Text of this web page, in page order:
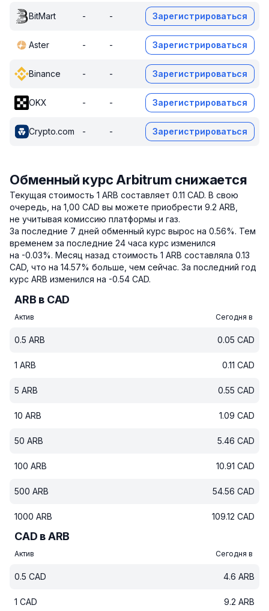
BitMart - - Зарегистрироваться
Aster - - Зарегистрироваться
Binance - - Зарегистрироваться
OKX - - Зарегистрироваться
Crypto.com - - Зарегистрироваться
Обменный курс Arbitrum снижается
Текущая стоимость 1 ARB составляет 0.11 CAD. В свою
очередь, на 1,00 CAD вы можете приобрести 9.2 ARB,
не учитывая комиссию платформы и газ.
За последние 7 дней обменный курс вырос на 0.56%. Тем
временем за последние 24 часа курс изменился
на -0.03%. Месяц назад стоимость 1 ARB составляла 0.13
CAD, что на 14.57% больше, чем сейчас. За последний год
курс ARB изменился на -0.54 CAD.
ARB в CAD
Актив Сегодня в
0.5 ARB 0.05 CAD
1 ARB 0.11 CAD
5 ARB 0.55 CAD
10 ARB 1.09 CAD
50 ARB 5.46 CAD
100 ARB 10.91 CAD
500 ARB 54.56 CAD
1000 ARB 109.12 CAD
CAD в ARB
Актив Сегодня в
0.5 CAD 4.6 ARB
1 CAD 9.2 ARB